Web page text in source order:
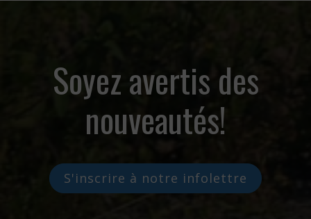
Soyez avertis des
nouveautés!
S'inscrire à notre infolettre